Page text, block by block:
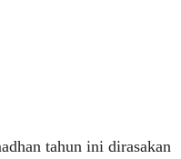
tahun ini dirasakan